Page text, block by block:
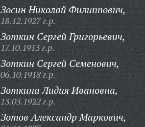
Зосин Николай Филиппович,
18.12.1927 г.р.
Зоткин Сергей Григорьевич,
17.10.1913 г.р.
Зоткин Сергей Семенович,
06.10.1918 г.р.
Зоткина Лидия Ивановна,
13.03.1922 г.р.
Зотов Александр Маркович,